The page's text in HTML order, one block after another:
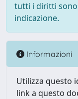
tutti i diritti sono
indicazione.
Informazioni
Utilizza questo
link a questo